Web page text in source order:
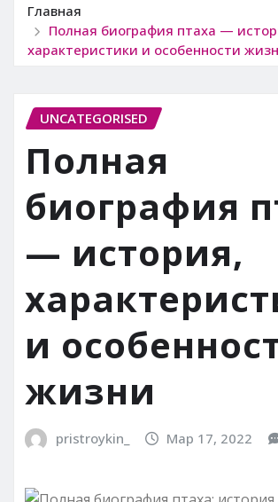
Главная
Полная биография птаха —
характеристики и особенности
UNCATEGORISED
Полная
биография
— история,
и
жизни
pristroykin_ Мар 17, 2022